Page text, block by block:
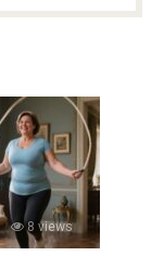
8 views